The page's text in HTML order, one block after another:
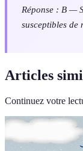
Réponse : B —
susceptibles de
Articles
Continuez votre